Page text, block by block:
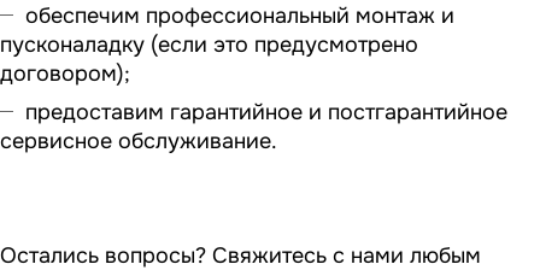
обеспечим профессиональный монтаж и
пусконаладку (если это предусмотрено
договором);
предоставим гарантийное и постгарантийное
сервисное обслуживание.
Остались вопросы? Свяжитесь с нами любым